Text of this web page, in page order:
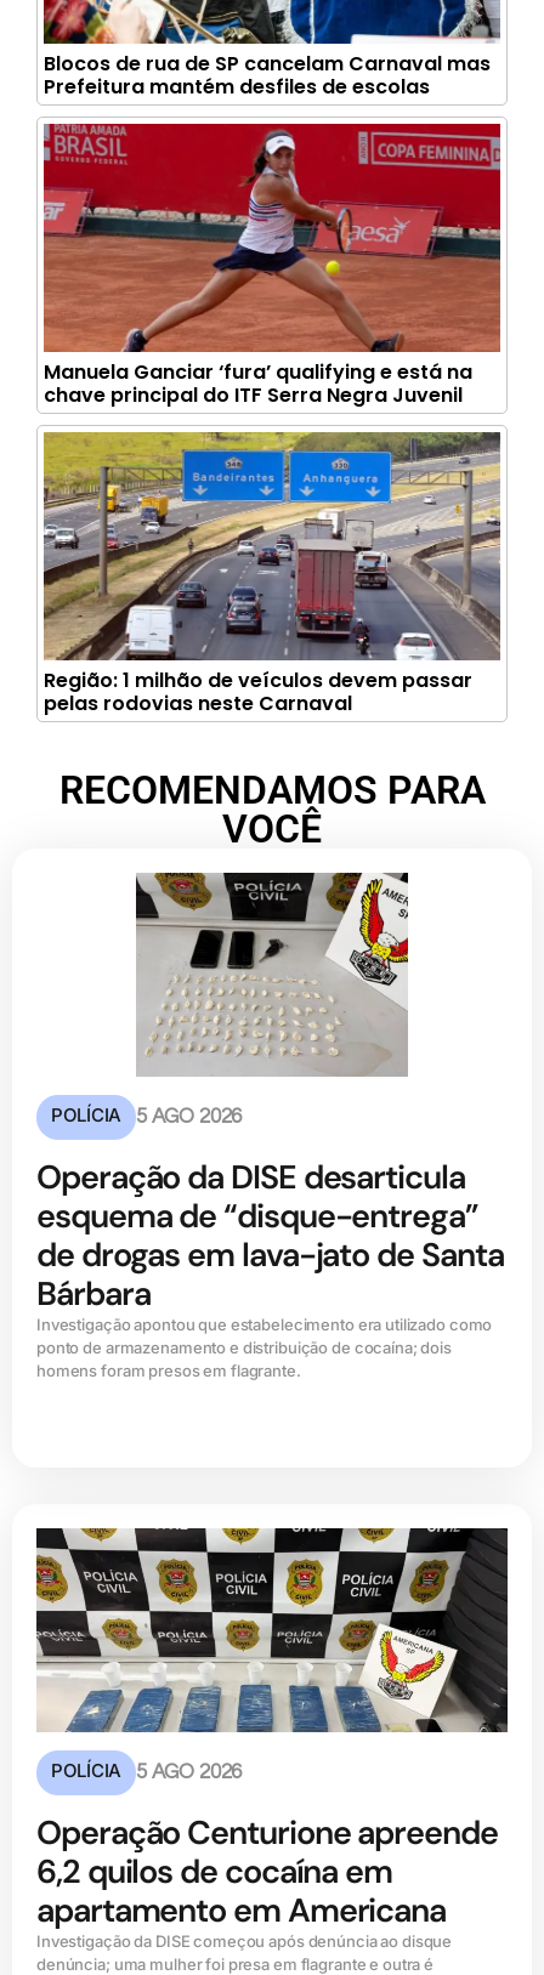
Blocos de rua de SP cancelam Carnaval mas
Prefeitura mantém desfiles de escolas
Manuela Ganciar ‘fura’ qualifying e está na
chave principal do ITF Serra Negra Juvenil
Região: 1 milhão de veículos devem passar
pelas rodovias neste Carnaval
RECOMENDAMOS PARA
VOCÊ
POLÍCIA 5 AGO 2026
Operação da DISE desarticula
esquema de “disque-entrega”
de drogas em lava-jato de Santa
Bárbara
Investigação apontou que estabelecimento era utilizado como
ponto de armazenamento e distribuição de cocaína; dois
homens foram presos em flagrante.
POLÍCIA 5 AGO 2026
Operação Centurione apreende
6,2 quilos de cocaína em
apartamento em Americana
Investigação da DISE começou após denúncia ao disque
denúncia; uma mulher foi presa em flagrante e outra é